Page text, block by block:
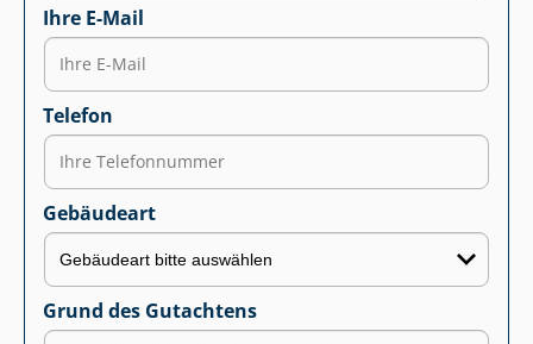
Ihre E-Mail
Telefon
Gebäudeart
Grund des Gutachtens